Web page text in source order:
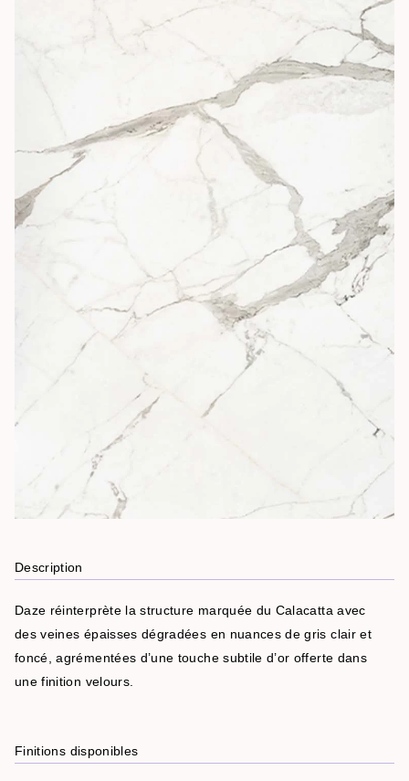
Description
Daze réinterprète la structure marquée du Calacatta avec
des veines épaisses dégradées en nuances de gris clair et
foncé, agrémentées d’une touche subtile d’or offerte dans
une finition velours.
Finitions disponibles
parfaitement dans les environnements les plus particuliers,
s’inspire des marbres foncés.
Voir plus